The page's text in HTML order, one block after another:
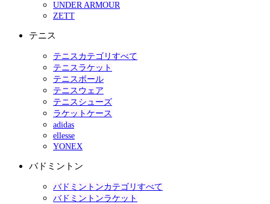
UNDER ARMOUR
ZETT
テニス
テニスカテゴリすべて
テニスラケット
テニスボール
テニスウェア
テニスシューズ
ラケットケース
adidas
ellesse
YONEX
バドミントン
バドミントンカテゴリすべて
バドミントンラケット